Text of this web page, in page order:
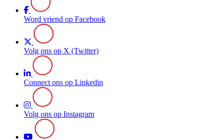
Word vriend op Facebook
Volg ons op X (Twitter)
Connect ons op Linkedin
Volg ons op Instagram